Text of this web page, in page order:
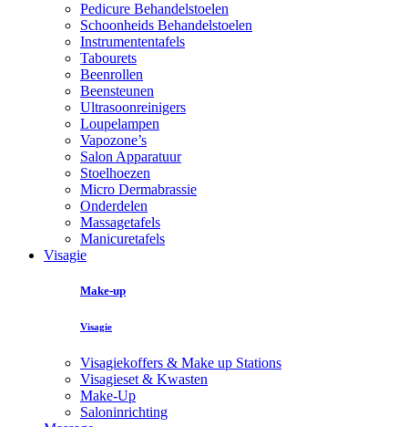
Pedicure Behandelstoelen
Schoonheids Behandelstoelen
Instrumententafels
Tabourets
Beenrollen
Beensteunen
Ultrasoonreinigers
Loupelampen
Vapozone’s
Salon Apparatuur
Stoelhoezen
Micro Dermabrassie
Onderdelen
Massagetafels
Manicuretafels
Visagie
Make-up
Visagie
Visagiekoffers & Make up Stations
Visagieset & Kwasten
Make-Up
Saloninrichting